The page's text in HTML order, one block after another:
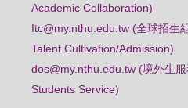
Academic Collaboration)
Itc@my.nthu.edu.tw (全球招生
Talent Cultivation/Admission)
dos@my.nthu.edu.tw (境外生
Students Service)